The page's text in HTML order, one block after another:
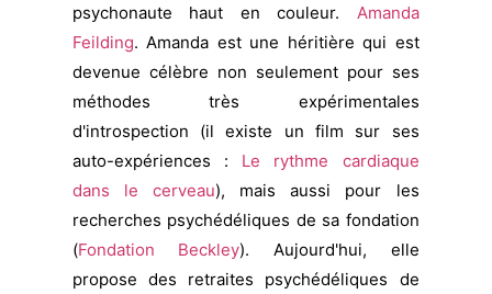
psychonaute haut en couleur. Amanda
Feilding. Amanda est une héritière qui est
devenue célèbre non seulement pour ses
méthodes très expérimentales
d'introspection (il existe un film sur ses
auto-expériences : Le rythme cardiaque
dans le cerveau), mais aussi pour les
recherches psychédéliques de sa fondation
(Fondation Beckley). Aujourd'hui, elle
propose des retraites psychédéliques de